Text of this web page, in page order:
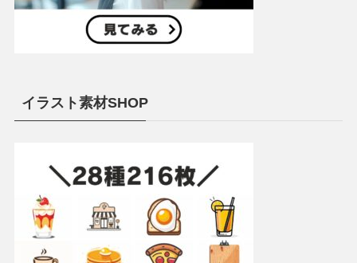
イラスト素材SHOP